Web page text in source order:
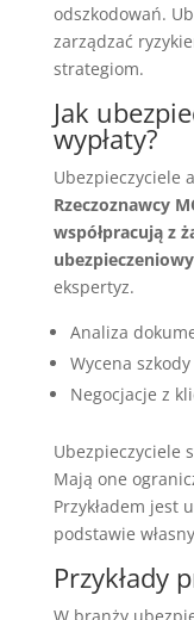
odszkodowań.
zarządzać
strategiom.
Jak
wypłaty?
Ubezpieczyciele
Rzeczoznawcy
współpracują z
ekspertyz.
Analiza
Wycena
Negocjacje z
Ubezpieczyciele
Mają one
Przykładem jest
podstawie
Przykłady